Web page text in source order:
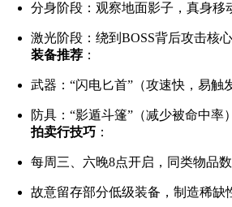
分身阶段：观察地面影子，真身移
激光阶段：绕到BOSS背后攻击核
装备推荐 ：
武器：“闪电匕首”（攻速快，易触
防具：“影遁斗篷”（减少被命中率
拍卖行技巧 ：
每周三、六晚8点开启，同类物品
故意留存部分低级装备，制造稀缺